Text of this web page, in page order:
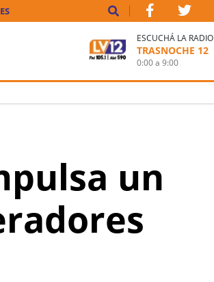
ESCUCHÁ LA RADIO
TRASNOCHE 12
0:00a9:00
un